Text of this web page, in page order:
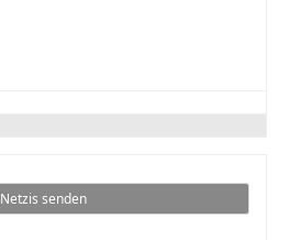
Netzis senden